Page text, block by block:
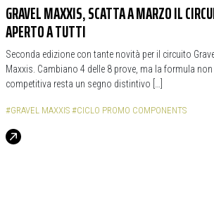
GRAVEL MAXXIS, SCATTA A MARZO IL
APERTO A TUTTI
Seconda edizione con tante novità per il circuito
Maxxis. Cambiano 4 delle 8 prove, ma la formula non
competitiva resta un segno distintivo […]
#GRAVEL MAXXIS #CICLO PROMO COMPONENTS